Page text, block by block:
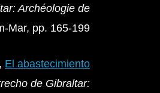
Archéologie de
Mar, pp. 165-199
El abastecimiento
de Gibraltar: